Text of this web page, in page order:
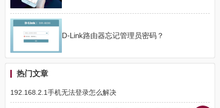
D-Link路由器忘记管理员密码？
热门文章
192.168.2.1手机无法登录怎么解决